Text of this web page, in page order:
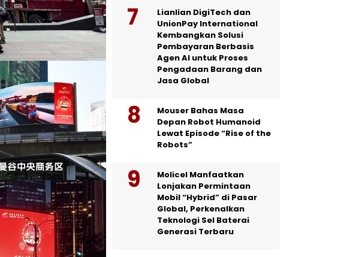
Lianlian DigiTech dan
UnionPay International
Kembangkan Solusi
Pembayaran Berbasis
Agen AI untuk Proses
Pengadaan Barang dan
Jasa Global
Mouser Bahas Masa
Depan Robot Humanoid
Lewat Episode “Rise of the
Robots”
Molicel Manfaatkan
Lonjakan Permintaan
Mobil “Hybrid” di Pasar
Global, Perkenalkan
Teknologi Sel Baterai
Generasi Terbaru